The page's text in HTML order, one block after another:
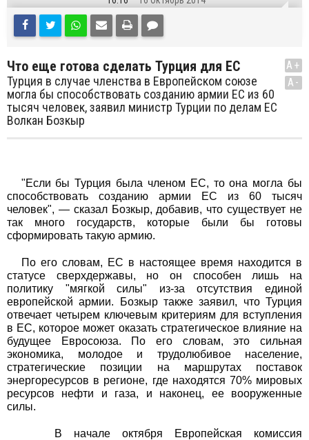
Что еще готова сделать Турция для ЕС
Турция в случае членства в Европейском союзе
могла бы способствовать созданию армии ЕС из 60
тысяч человек, заявил министр Турции по делам ЕС
Волкан Бозкыр
A+
A-
"Если бы Турция была членом ЕС, то она могла бы
способствовать созданию армии ЕС из 60 тысяч
человек", — сказал Бозкыр, добавив, что существует не
так много государств, которые были бы готовы
сформировать такую армию.
По его словам, ЕС в настоящее время находится в
статусе сверхдержавы, но он способен лишь на
политику "мягкой силы" из-за отсутствия единой
европейской армии. Бозкыр также заявил, что Турция
отвечает четырем ключевым критериям для вступления
в ЕС, которое может оказать стратегическое влияние на
будущее Евросоюза. По его словам, это сильная
экономика, молодое и трудолюбивое население,
стратегические позиции на маршрутах поставок
энергоресурсов в регионе, где находятся 70% мировых
ресурсов нефти и газа, и наконец, ее вооруженные
силы.
В начале октября Европейская комиссия